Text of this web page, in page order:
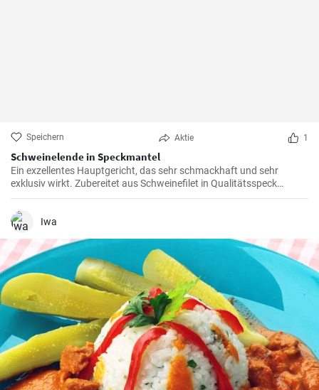
Speichern Aktie 1
Schweinelende in Speckmantel
Ein exzellentes Hauptgericht, das sehr schmackhaft und sehr
exklusiv wirkt. Zubereitet aus Schweinefilet in Qualitätsspeck
gewickelt.
Iwa